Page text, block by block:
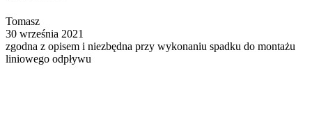
Tomasz
30 września 2021
zgodna z opisem i niezbędna przy wykonaniu spadku do montażu
liniowego odpływu